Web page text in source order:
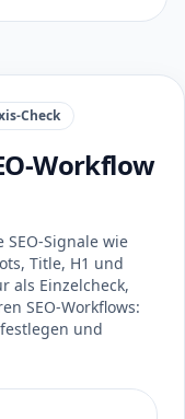
Check
Workflow
Signale wie
Title, H1 und
als Einzelcheck,
SEO-Workflows:
und